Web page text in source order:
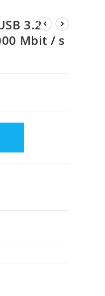
3.2
Mbit / s